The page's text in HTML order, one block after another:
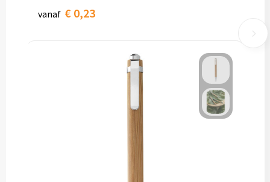
vanaf € 0,23